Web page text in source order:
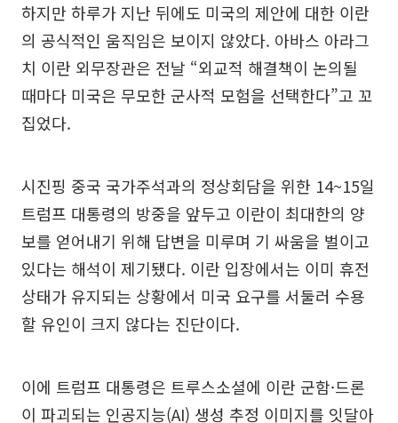
하지만 하루가 지난 뒤에도 미국의 제안에 대한 이란
의 공식적인 움직임은 보이지 않았다. 아바스 아라그
치 이란 외무장관은 전날 “외교적 해결책이 논의될
때마다 미국은 무모한 군사적 모험을 선택한다”고 꼬
집었다.
시진핑 중국 국가주석과의 정상회담을 위한 14~15일
트럼프 대통령의 방중을 앞두고 이란이 최대한의 양
보를 얻어내기 위해 답변을 미루며 기 싸움을 벌이고
있다는 해석이 제기됐다. 이란 입장에서는 이미 휴전
상태가 유지되는 상황에서 미국 요구를 서둘러 수용
할 유인이 크지 않다는 진단이다.
이에 트럼프 대통령은 트루스소셜에 이란 군함·드론
이 파괴되는 인공지능(AI) 생성 추정 이미지를 잇달아